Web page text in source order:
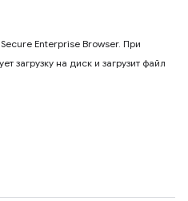
Enterprise Browser. При
загрузку на диск и загрузит файл